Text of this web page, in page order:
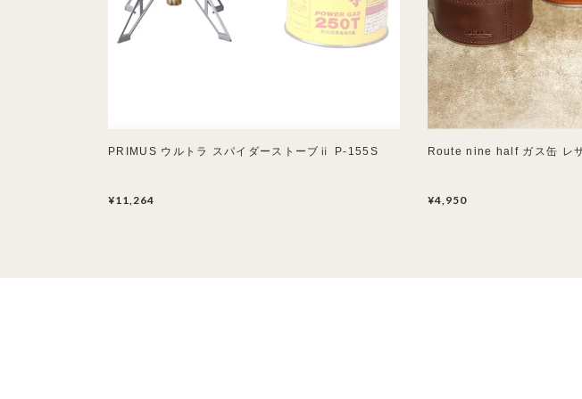
PRIMUS ウルトラ スパイダーストーブⅱ P-155S
¥11,264
Route nine half ガス缶 レ
¥4,950